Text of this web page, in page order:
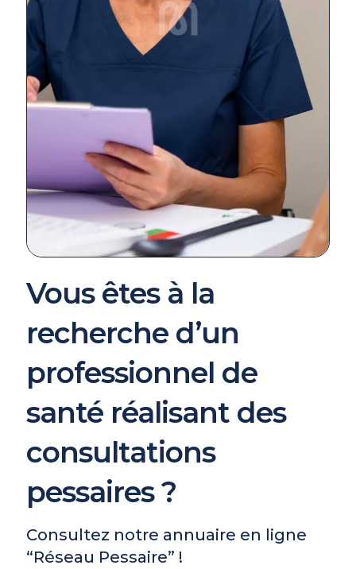
Vous êtes à la
recherche d’un
professionnel de
santé réalisant des
consultations
pessaires ?
Consultez notre annuaire en ligne
“Réseau Pessaire” !